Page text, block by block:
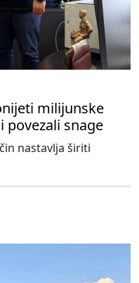
milijunske
povezali snage
nastavlja širiti